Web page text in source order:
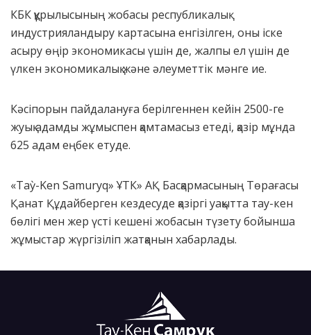
КБК құрылысының жобасы республикалық
индустрияландыру картасына енгізілген, оны іске
асыру өңір экономикасы үшін де, жалпы ел үшін де
үлкен экономикалық және әлеуметтік мәнге ие.
Кәсіпорын пайдалануға берілгеннен кейін 2500-ге
жуық адамды жұмыспен қамтамасыз етеді, қазір мұнда
625 адам еңбек етуде.
«Taỳ-Ken Samuryq» ҰТК» АҚ Басқармасының Төрағасы
Қанат Құдайберген кездесуде қазіргі уақытта тау-кен
бөлігі мен жер үсті кешені жобасын түзету бойынша
жұмыстар жүргізіліп жатқанын хабарлады.